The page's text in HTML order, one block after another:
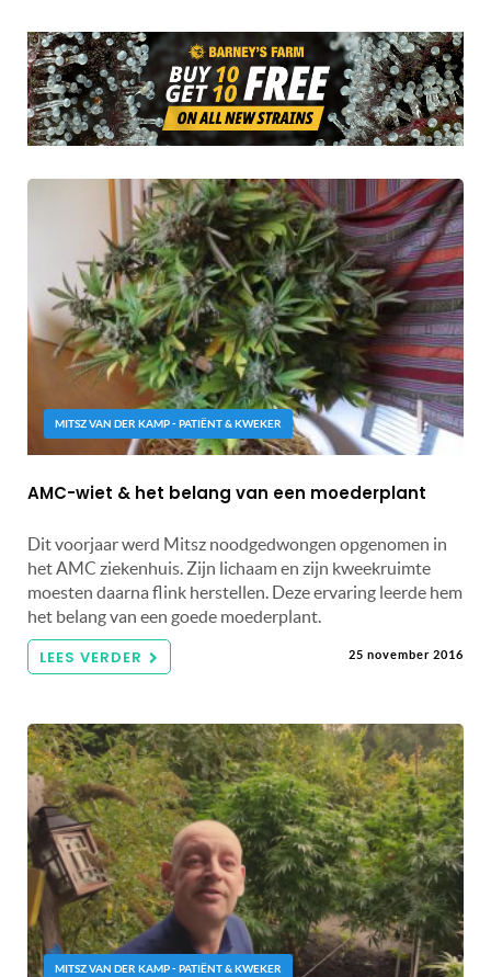
MITSZ VAN DER KAMP - PATIËNT & KWEKER
AMC-wiet & het belang van een moederplant
Dit voorjaar werd Mitsz noodgedwongen opgenomen in
het AMC ziekenhuis. Zijn lichaam en zijn kweekruimte
moesten daarna flink herstellen. Deze ervaring leerde hem
het belang van een goede moederplant.
LEES VERDER 25 november 2016
MITSZ VAN DER KAMP - PATIËNT & KWEKER